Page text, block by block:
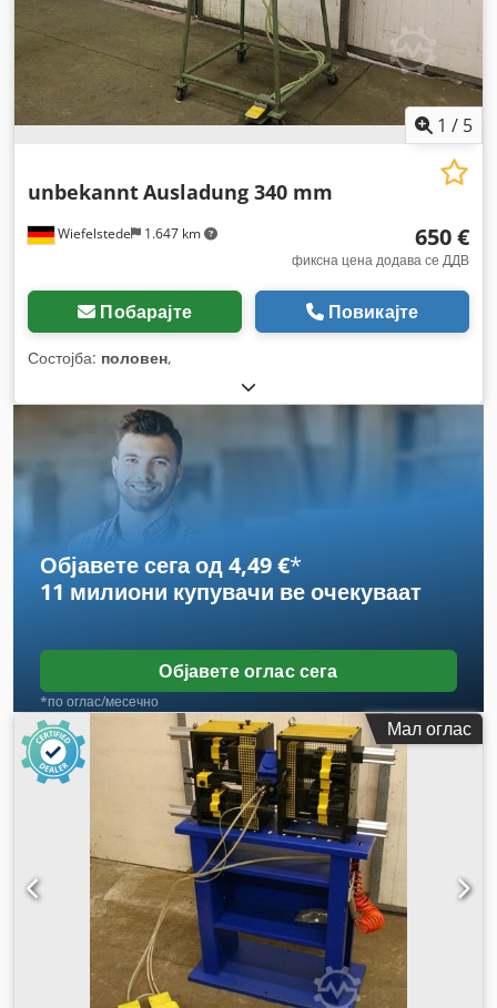
1 / 5
Wiefelstede 1.647 km
unbekanntAusladung 340 mm
650 €
фиксна цена додава се ДДВ
Побарајте Повикајте
Состојба: половен,
Објавете сега од 4,49 €*
11 милиони купувачи ве очекуваат
Објавете оглас сега
*по оглас/месечно
Мал оглас